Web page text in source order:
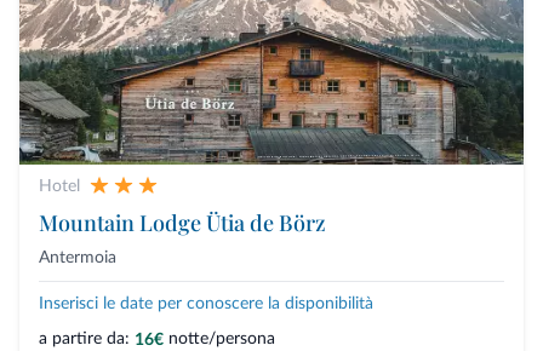
Hotel
Mountain Lodge Ütia de Börz
Antermoia
Inserisci le date per conoscere la disponibilità
a partire da: 16€ notte/persona